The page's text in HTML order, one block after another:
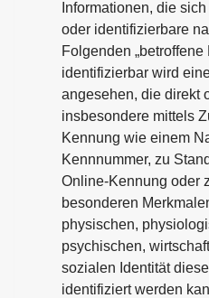
Informationen, die
oder identifizierbare
Folgenden
identifizierbar wird
angesehen, die direkt
insbesondere mittels
Kennung wie einem
Kennnummer, zu
Online-Kennung oder
besonderen
physischen,
psychischen,
sozialen Identität
identifiziert werden